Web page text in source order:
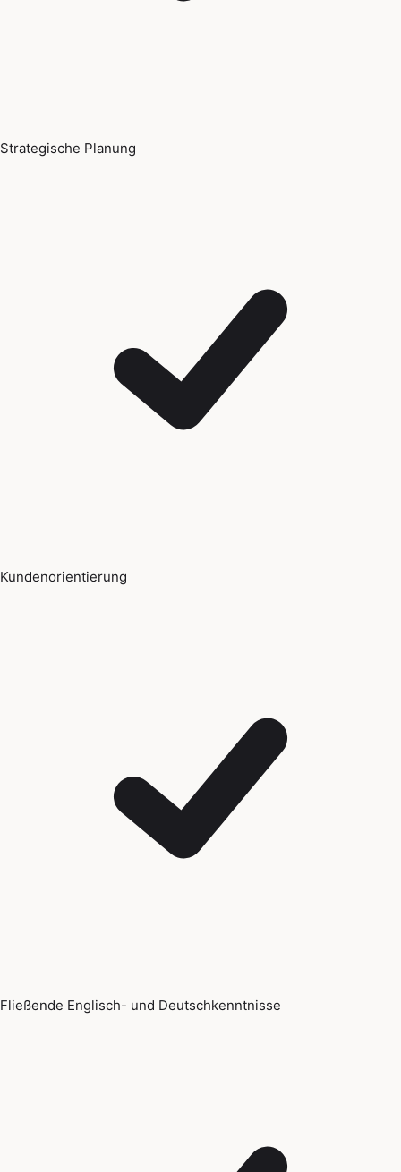
Strategische Planung
Kundenorientierung
Fließende Englisch- und Deutschkenntnisse